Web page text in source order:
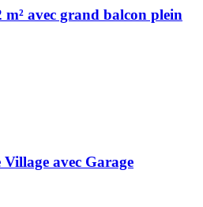
avec grand balcon plein
avec Garage